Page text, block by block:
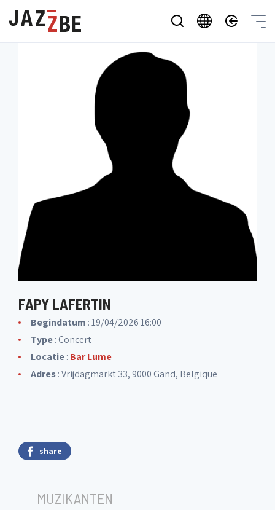
FAPY LAFERTIN
Begindatum : 19/04/2026 16:00
Type: Concert
Locatie: Bar Lume
Adres: Vrijdagmarkt 33, 9000 Gand, Belgique
share
MUZIKANTEN